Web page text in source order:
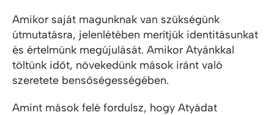
Amikor saját magunknak van szükségünk
útmutatásra, jelenlétében merítjük identitásunkat
és értelmünk megújulását. Amikor Atyánkkal
töltünk időt, növekedünk mások iránt való
szeretete bensőségességében.
Amint mások felé fordulsz, hogy Atyádat